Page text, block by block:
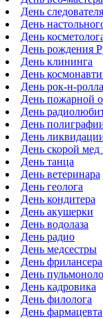
День следователя
День
День
День рождения
День клининга
День
День рок-н-ролла
День пожарной
День
День
День
День скорой
День танца
День ветеринара
День геолога
День кондитера
День акушерки
День водолаза
День радио
День медсестры
День фрилансера
День
День кадровика
День филолога
День фармацевта